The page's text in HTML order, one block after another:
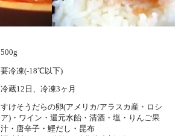
500g
要冷凍(-18℃以下)
冷蔵12日、冷凍3ヶ月
すけそうだらの卵(アメリカ/アラスカ産・ロシ
ア)・ワイン・還元水飴・清酒・塩・りんご果
汁・唐辛子・鰹だし・昆布